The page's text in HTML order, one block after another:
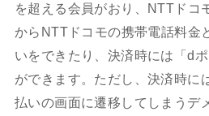
を超える会員がおり、NTTドコ
からNTTドコモの携帯電話料金
いをできたり、決済時には「d
ができます。ただし、決済時に
払いの画面に遷移してしまうデ